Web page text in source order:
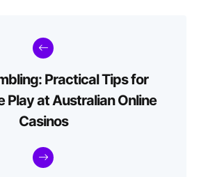
Practical Tips for
Play at Australian Online
Casinos